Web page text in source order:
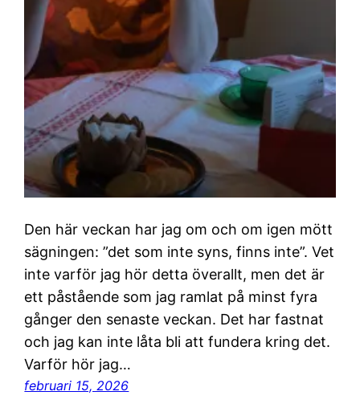
Den här veckan har jag om och om igen mött
sägningen: ”det som inte syns, finns inte”. Vet
inte varför jag hör detta överallt, men det är
ett påstående som jag ramlat på minst fyra
gånger den senaste veckan. Det har fastnat
och jag kan inte låta bli att fundera kring det.
Varför hör jag…
februari 15, 2026